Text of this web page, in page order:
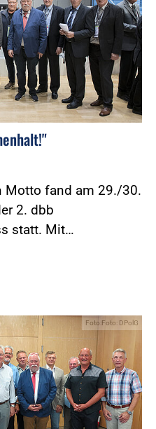
Motto fand am 29./30.
2. dbb
statt. Mit…
Foto:Foto: DPolG